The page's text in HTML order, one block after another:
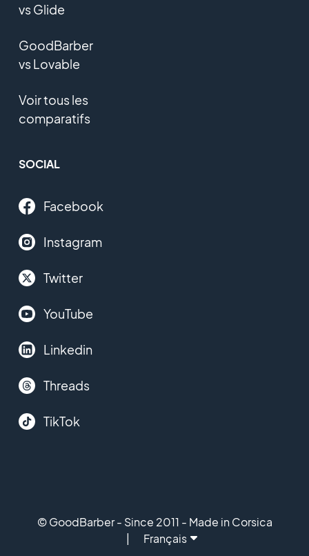
vs Glide
GoodBarber
vs Lovable
Voir tous les
comparatifs
SOCIAL
Facebook
Instagram
Twitter
YouTube
Linkedin
Threads
TikTok
© GoodBarber - Since 2011 - Made in Corsica
Français